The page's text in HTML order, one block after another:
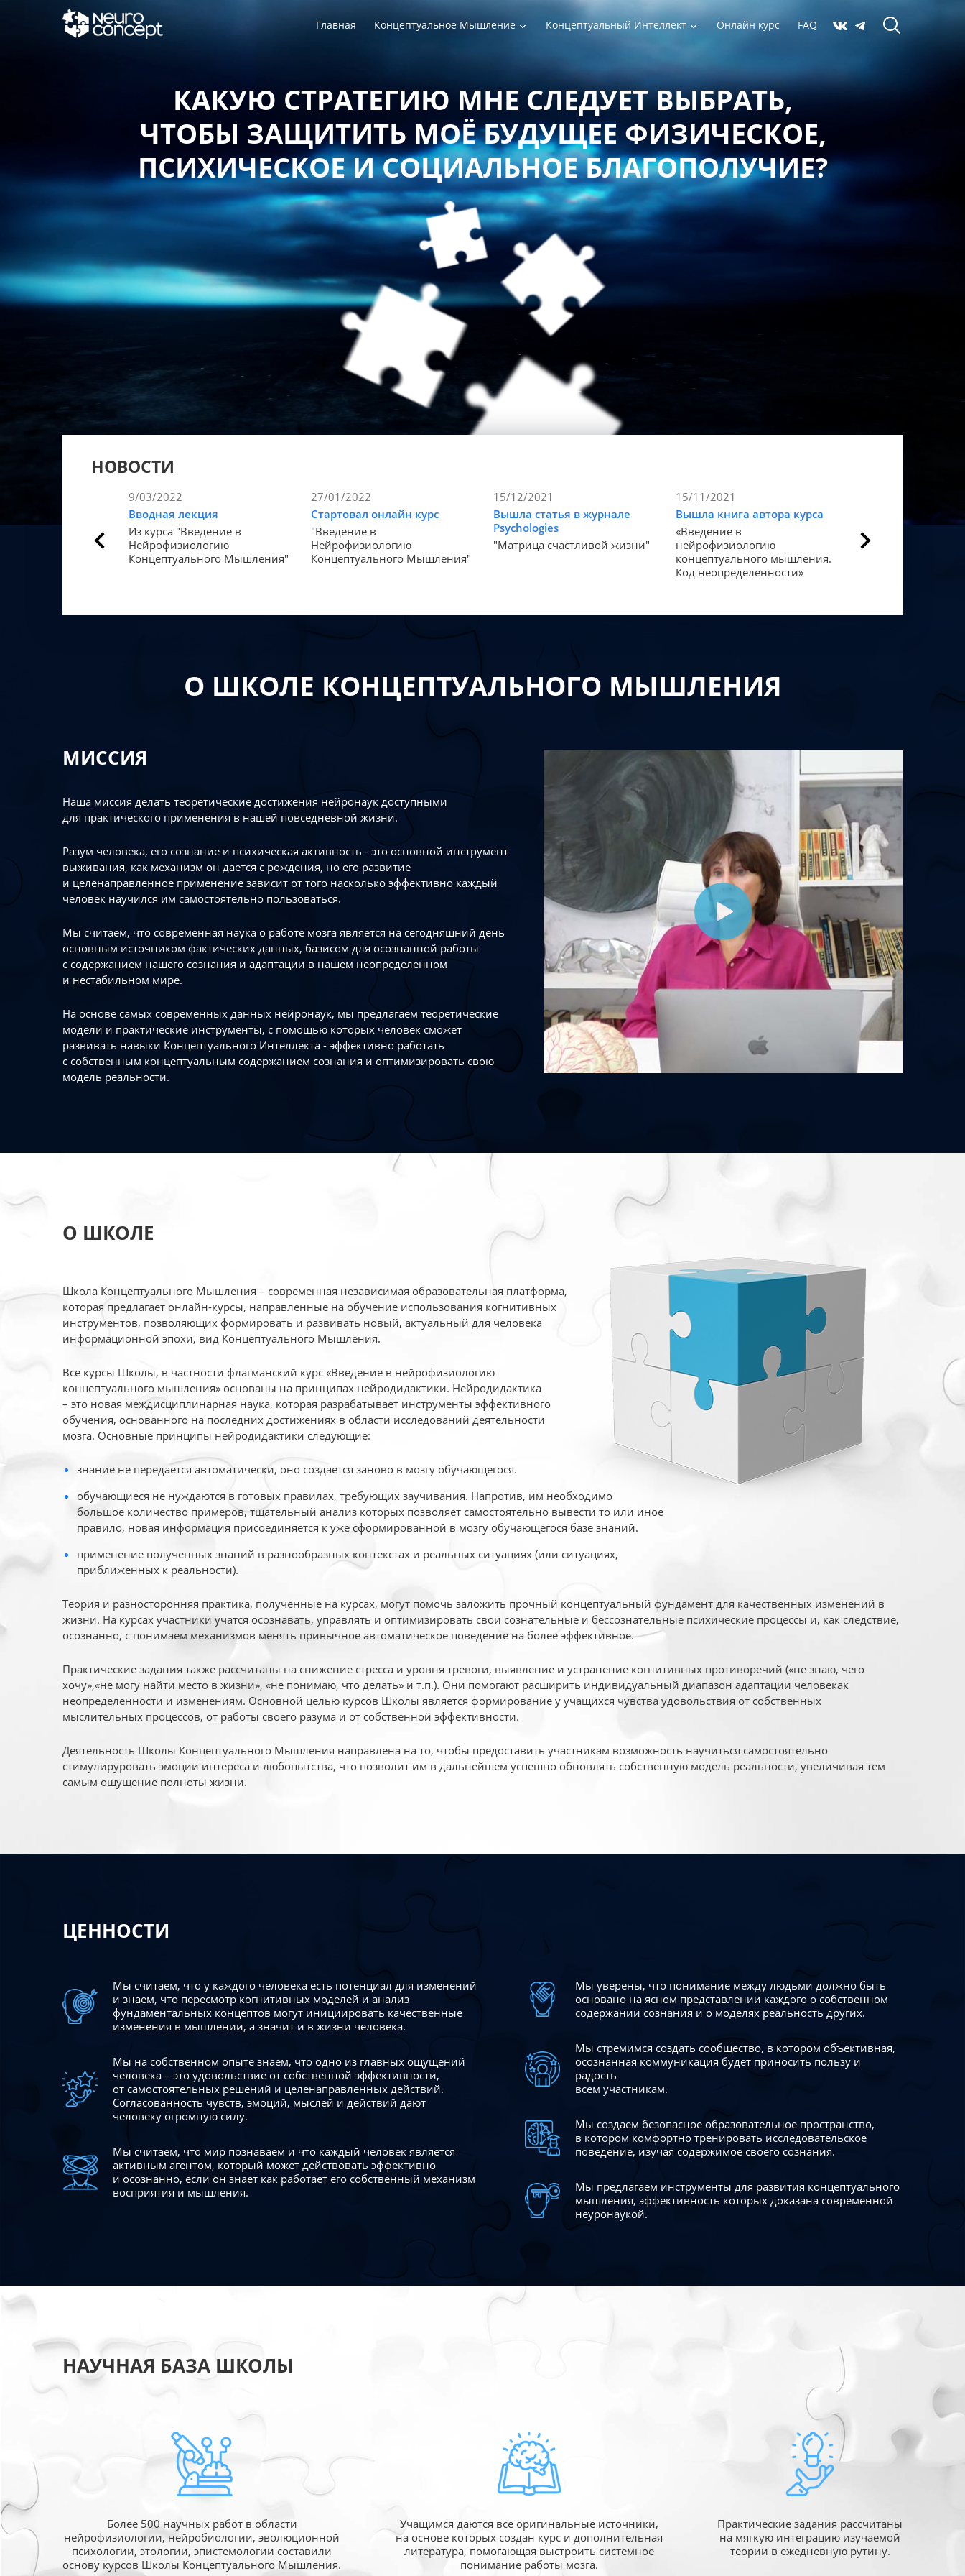
Главная Концептуальное Мышление Концептуальный Интеллект Онлайн курс FAQ
КАКУЮ СТРАТЕГИЮ МНЕ СЛЕДУЕТ ВЫБРАТЬ,
ЧТОБЫ ЗАЩИТИТЬ МОЁ БУДУЩЕЕ ФИЗИЧЕСКОЕ,
ПСИХИЧЕСКОЕ И СОЦИАЛЬНОЕ БЛАГОПОЛУЧИЕ?
НОВОСТИ
9/03/2022
Вводная лекция
Из курса "Введение в
Нейрофизиологию
Концептуального Мышления"
27/01/2022
Стартовал онлайн курс
"Введение в
Нейрофизиологию
Концептуального Мышления"
15/12/2021
Вышла статья в журнале
Psychologies
"Матрица счастливой жизни"
15/11/2021
Вышла книга автора курса
«Введение в
нейрофизиологию
концептуального мышления.
Код неопределенности»
Статья в Forbes
Как мозг
«счастье».
О ШКОЛЕ КОНЦЕПТУАЛЬНОГО МЫШЛЕНИЯ
МИССИЯ
Наша миссия делать теоретические достижения нейронаук доступными
для практического применения в нашей повседневной жизни.
Разум человека, его сознание и психическая активность - это основной инструмент
выживания, как механизм он дается с рождения, но его развитие
и целенаправленное применение зависит от того насколько эффективно каждый
человек научился им самостоятельно пользоваться.
Мы считаем, что современная наука о работе мозга является на сегодняшний день
основным источником фактических данных, базисом для осознанной работы
с содержанием нашего сознания и адаптации в нашем неопределенном
и нестабильном мире.
На основе самых современных данных нейронаук, мы предлагаем теоретические
модели и практические инструменты, с помощью которых человек сможет
развивать навыки Концептуального Интеллекта - эффективно работать
с собственным концептуальным содержанием сознания и оптимизировать свою
модель реальности.
О ШКОЛЕ
Школа Концептуального Мышления – современная независимая образовательная платформа,
которая предлагает онлайн-курсы, направленные на обучение использования когнитивных
инструментов, позволяющих формировать и развивать новый, актуальный для человека
информационной эпохи, вид Концептуального Мышления.
Все курсы Школы, в частности флагманский курс «Введение в нейрофизиологию
концептуального мышления» основаны на принципах нейродидактики. Нейродидактика
– это новая междисциплинарная наука, которая разрабатывает инструменты эффективного
обучения, основанного на последних достижениях в области исследований деятельности
мозга. Основные принципы нейродидактики следующие:
знание не передается автоматически, оно создается заново в мозгу обучающегося.
обучающиеся не нуждаются в готовых правилах, требующих заучивания. Напротив, им необходимо
большое количество примеров, тщательный анализ которых позволяет самостоятельно вывести то или иное
правило, новая информация присоединяется к уже сформированной в мозгу обучающегося базе знаний.
применение полученных знаний в разнообразных контекстах и реальных ситуациях (или ситуациях,
приближенных к реальности).
Теория и разносторонняя практика, полученные на курсах, могут помочь заложить прочный концептуальный фундамент для качественных изменений в
жизни. На курсах участники учатся осознавать, управлять и оптимизировать свои сознательные и бессознательные психические процессы и, как следствие,
осознанно, с понимаем механизмов менять привычное автоматическое поведение на более эффективное.
Практические задания также рассчитаны на снижение стресса и уровня тревоги, выявление и устранение когнитивных противоречий («не знаю, чего
хочу»,«не могу найти место в жизни», «не понимаю, что делать» и т.п.). Они помогают расширить индивидуальный диапазон адаптации человекак
неопределенности и изменениям. Основной целью курсов Школы является формирование у учащихся чувства удовольствия от собственных
мыслительных процессов, от работы своего разума и от собственной эффективности.
Деятельность Школы Концептуального Мышления направлена на то, чтобы предоставить участникам возможность научиться самостоятельно
стимулируровать эмоции интереса и любопытства, что позволит им в дальнейшем успешно обновлять собственную модель реальности, увеличивая тем
самым ощущение полноты жизни.
ЦЕННОСТИ
Мы считаем, что у каждого человека есть потенциал для изменений
и знаем, что пересмотр когнитивных моделей и анализ
фундаментальных концептов могут инициировать качественные
изменения в мышлении, а значит и в жизни человека.
Мы на собственном опыте знаем, что одно из главных ощущений
человека – это удовольствие от собственной эффективности,
от самостоятельных решений и целенаправленных действий.
Согласованность чувств, эмоций, мыслей и действий дают
человеку огромную силу.
Мы считаем, что мир познаваем и что каждый человек является
активным агентом, который может действовать эффективно
и осознанно, если он знает как работает его собственный механизм
восприятия и мышления.
Мы уверены, что понимание между людьми должно быть
основано на ясном представлении каждого о собственном
содержании сознания и о моделях реальность других.
Мы стремимся создать сообщество, в котором объективная,
осознанная коммуникация будет приносить пользу и
радость
всем участникам.
Мы создаем безопасное образовательное пространство,
в котором комфортно тренировать исследовательское
поведение, изучая содержимое своего сознания.
Мы предлагаем инструменты для развития концептуального
мышления, эффективность которых доказана современной
неуронаукой.
НАУЧНАЯ БАЗА ШКОЛЫ
Более 500 научных работ в области
нейрофизиологии, нейробиологии, эволюционной
психологии, этологии, эпистемологии составили
основу курсов Школы Концептуального Мышления.
Учащимся даются все оригинальные источники,
на основе которых создан курс и дополнительная
литература, помогающая выстроить системное
понимание работы мозга.
Практические задания рассчитаны
на мягкую интеграцию изучаемой
теории в ежедневную рутину.